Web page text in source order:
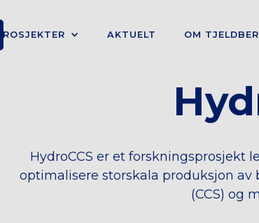
PROSJEKTER AKTUELT OM
HydroCCS er et forskningsprosjekt
optimalisere storskala produksjon
(CCS) og